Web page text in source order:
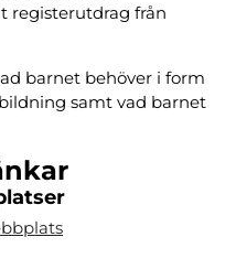
registerutdrag från
barnet behöver i form
samt vad barnet